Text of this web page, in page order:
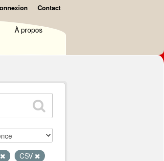
Contact
À propos
CSV